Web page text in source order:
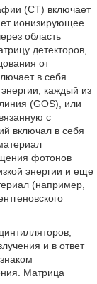
(CT) включает
ионизирующее
область
детекторов,
от
в себя
каждый из
(GOS), или
с
включал в себя
фотонов
энергии и еще
(например,
и в ответ
Матрица